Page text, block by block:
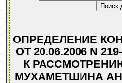
ОПРЕДЕЛЕНИЕ
ОТ 20.06.2006 N
К
МУХАМЕТШИНА